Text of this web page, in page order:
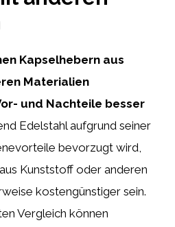
Kapselhebern aus
Materialien
und Nachteile besser
Edelstahl aufgrund seiner
bevorzugt wird,
Kunststoff oder anderen
kostengünstiger sein.
Vergleich können